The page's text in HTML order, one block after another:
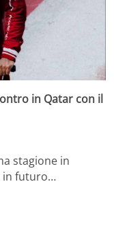
in Qatar con il
stagione in
in futuro…